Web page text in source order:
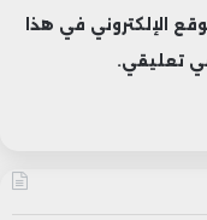
الإلكتروني في هذا
تعليقي.